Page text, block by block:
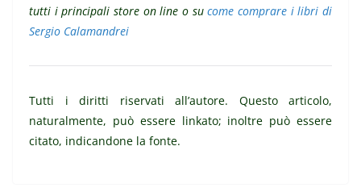
tutti i principali store on line o sucome comprare i libri di
Sergio Calamandrei
Tutti i diritti riservati all’autore. Questo articolo,
naturalmente, può essere linkato; inoltre può essere
citato, indicandone la fonte.